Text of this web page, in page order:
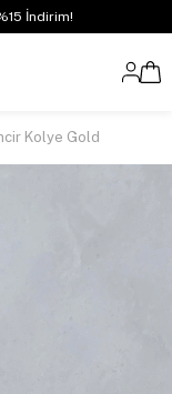
İndirim!
Kolye Gold